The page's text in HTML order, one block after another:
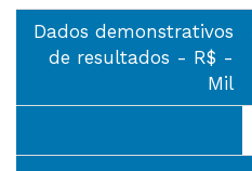
Dados demonstrativos
de resultados - R$ -
Mil